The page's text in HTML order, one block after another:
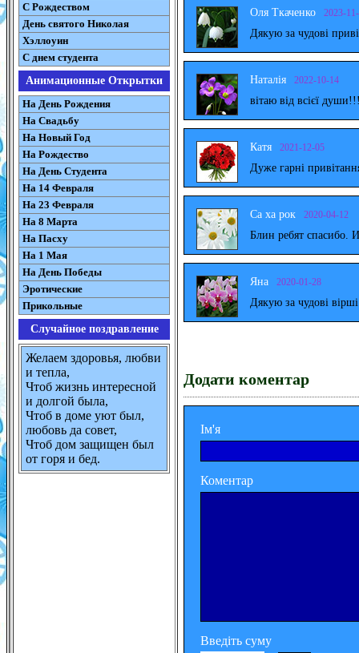
С Рождеством
День святого Николая
Хэллоуин
С днем студента
Анимационные Открытки
На День Рождения
На Свадьбу
На Новый Год
На Рождество
На День Студента
На 14 Февраля
На 23 Февраля
На 8 Марта
На Пасху
На 1 Мая
На День Победы
Эротические
Прикольные
Случайное поздравление
Желаем здоровья, любви
и тепла,
Чтоб жизнь интересной
и долгой была,
Чтоб в доме уют был,
любовь да совет,
Чтоб дом защищен был
от горя и бед.
Оля Ткаченко 2023-
Дякую за чудові
Наталія 2022-10-14
вітаю від всієї
Катя 2021-12-05
Дуже гарні
Са ха рок 2020-04-12
Блин ребят спасибо.
Яна 2020-01-28
Дякую за чудові
Додати коментар
Ім'я
Коментар
Введіть суму